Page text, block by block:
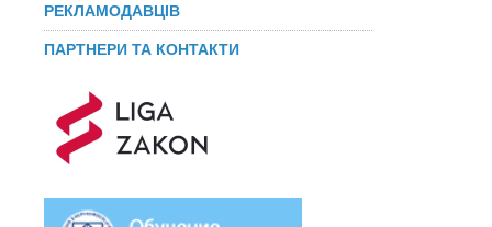
РЕКЛАМОДАВЦІВ
ПАРТНЕРИ ТА КОНТАКТИ